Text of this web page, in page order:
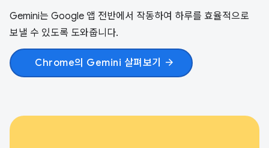
Gemini는 Google 앱 전반에서 작동하여 하루를 효율적으로
보낼 수 있도록 도와줍니다.
Chrome의 Gemini 살펴보기 arrow_forward